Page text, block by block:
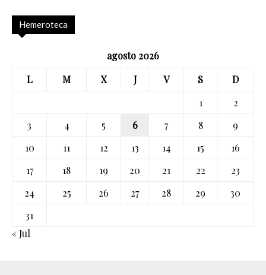
Hemeroteca
agosto 2026
L
M X J V S
D
1
2
3
4 5 6 7 8
9
10
11 12 13 14 15
16
17
18 19 20 21 22
23
24
25 26 27 28 29
30
31
« Jul